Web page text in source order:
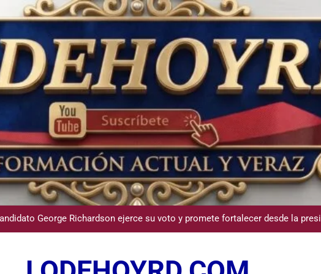
Participación de Víctor Espinal en la Camara
del INAVI encabeza acto de entrega de cheques por
meses al frente de la institución de
George Richardson ejerce su voto y promete fortalecer desde la